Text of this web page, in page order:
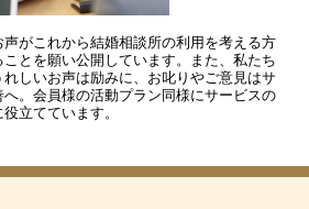
がこれから結婚相談所の利用を考える方
とを願い公開しています。また、私たち
しいお声は励みに、お叱りやご意見はサ
。会員様の活動プラン同様にサービスの
立てています。